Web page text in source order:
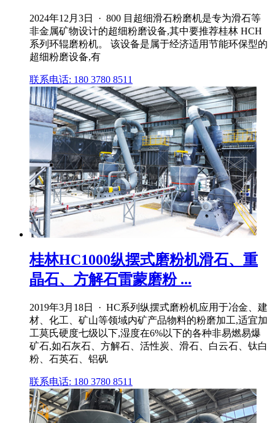
2024年12月3日 · 800 目超细滑石粉磨机是专为滑石等
非金属矿物设计的超细粉磨设备,其中要推荐桂林 HCH
系列环辊磨粉机。 该设备是属于经济适用节能环保型的
超细粉磨设备,有
联系电话: 180 3780 8511
桂林HC1000纵摆式磨粉机滑石、重
晶石、方解石雷蒙磨粉 ...
2019年3月18日 · HC系列纵摆式磨粉机应用于冶金、建
材、化工、矿山等领域内矿产品物料的粉磨加工,适宜加
工莫氏硬度七级以下,湿度在6%以下的各种非易燃易爆
矿石,如石灰石、方解石、活性炭、滑石、白云石、钛白
粉、石英石、铝矾
联系电话: 180 3780 8511